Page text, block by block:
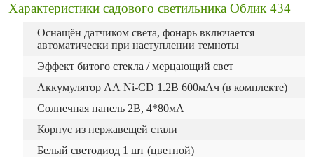
Характеристики садового светильника Облик 434
Оснащён датчиком света, фонарь включается
автоматически при наступлении темноты
Эффект битого стекла / мерцающий свет
Аккумулятор АА Ni-CD 1.2В 600мАч (в комплекте)
Солнечная панель 2В, 4*80мА
Корпус из нержавещей стали
Белый светодиод 1 шт (цветной)